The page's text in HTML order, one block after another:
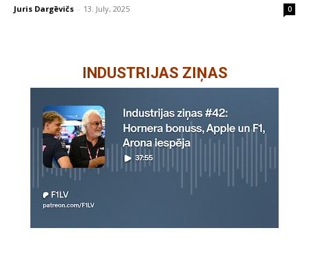
Juris Dargēvičs - 13. July, 2025 0
INDUSTRIJAS ZIŅAS